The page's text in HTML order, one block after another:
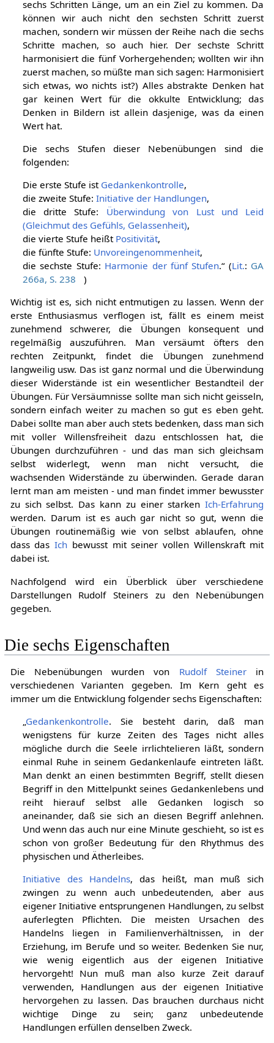
sechs Schritten Länge, um an ein Ziel zu kommen. Da
können wir auch nicht den sechsten Schritt zuerst
machen, sondern wir müssen der Reihe nach die sechs
Schritte machen, so auch hier. Der sechste Schritt
harmonisiert die fünf Vorhergehenden; wollten wir ihn
zuerst machen, so müßte man sich sagen: Harmonisiert
sich etwas, wo nichts ist?) Alles abstrakte Denken hat
gar keinen Wert für die okkulte Entwicklung; das
Denken in Bildern ist allein dasjenige, was da einen
Wert hat.
Die sechs Stufen dieser Nebenübungen sind die
folgenden:
Die erste Stufe ist Gedankenkontrolle,
die zweite Stufe: Initiative der Handlungen,
die dritte Stufe: Überwindung von Lust und Leid
(Gleichmut des Gefühls, Gelassenheit),
die vierte Stufe heißt Positivität,
die fünfte Stufe: Unvoreingenommenheit,
die sechste Stufe: Harmonie der fünf Stufen.“ (Lit.: GA
266a, S. 238
)
Wichtig ist es, sich nicht entmutigen zu lassen. Wenn der
erste Enthusiasmus verflogen ist, fällt es einem meist
zunehmend schwerer, die Übungen konsequent und
regelmäßig auszuführen. Man versäumt öfters den
rechten Zeitpunkt, findet die Übungen zunehmend
langweilig usw. Das ist ganz normal und die Überwindung
dieser Widerstände ist ein wesentlicher Bestandteil der
Übungen. Für Versäumnisse sollte man sich nicht geisseln,
sondern einfach weiter zu machen so gut es eben geht.
Dabei sollte man aber auch stets bedenken, dass man sich
mit voller Willensfreiheit dazu entschlossen hat, die
Übungen durchzuführen - und das man sich gleichsam
selbst widerlegt, wenn man nicht versucht, die
wachsenden Widerstände zu überwinden. Gerade daran
lernt man am meisten - und man findet immer bewusster
zu sich selbst. Das kann zu einer starkenIch-Erfahrung
werden. Darum ist es auch gar nicht so gut, wenn die
Übungen routinemäßig wie von selbst ablaufen, ohne
dass dasIch bewusst mit seiner vollen Willenskraft mit
dabei ist.
Nachfolgend wird ein Überblick über verschiedene
Darstellungen Rudolf Steiners zu den Nebenübungen
gegeben.
Die sechs Eigenschaften
Die Nebenübungen wurden von Rudolf Steinerin
verschiedenen Varianten gegeben. Im Kern geht es
immer um die Entwicklung folgender sechs Eigenschaften:
„Gedankenkontrolle. Sie besteht darin, daß man
wenigstens für kurze Zeiten des Tages nicht alles
mögliche durch die Seele irrlichtelieren läßt, sondern
einmal Ruhe in seinem Gedankenlaufe eintreten läßt.
Man denkt an einen bestimmten Begriff, stellt diesen
Begriff in den Mittelpunkt seines Gedankenlebens und
reiht hierauf selbst alle Gedanken logisch so
aneinander, daß sie sich an diesen Begriff anlehnen.
Und wenn das auch nur eine Minute geschieht, so ist es
schon von großer Bedeutung für den Rhythmus des
physischen und Ätherleibes.
Initiative des Handelns, das heißt, man muß sich
zwingen zu wenn auch unbedeutenden, aber aus
eigener Initiative entsprungenen Handlungen, zu selbst
auferlegten Pflichten. Die meisten Ursachen des
Handelns liegen in Familienverhältnissen, in der
Erziehung, im Berufe und so weiter. Bedenken Sie nur,
wie wenig eigentlich aus der eigenen Initiative
hervorgeht! Nun muß man also kurze Zeit darauf
verwenden, Handlungen aus der eigenen Initiative
hervorgehen zu lassen. Das brauchen durchaus nicht
wichtige Dinge zu sein; ganz unbedeutende
Handlungen erfüllen denselben Zweck.